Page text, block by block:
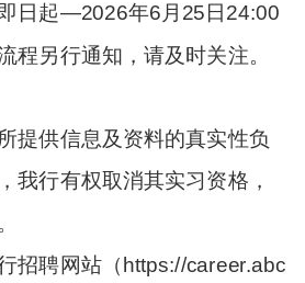
即日起—2026年6月25日24:00
程另行通知，请及时关注。
提供信息及资料的真实性负
我行有权取消其实习资格，
招聘网站（https://career.abc